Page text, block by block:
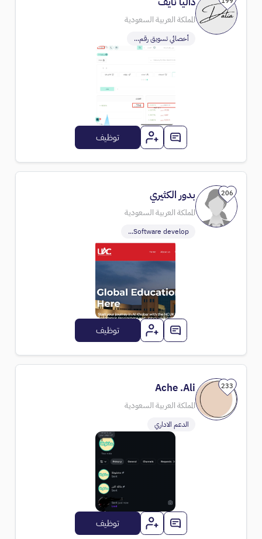
المملكة العربية السعودية
أخصائي تسويق رقم...
توظيف
206 بدور الكثيري
المملكة العربية السعودية
Software develop...
توظيف
233
Ache .Ali
المملكة العربية السعودية
الدعم الاداري
توظيف